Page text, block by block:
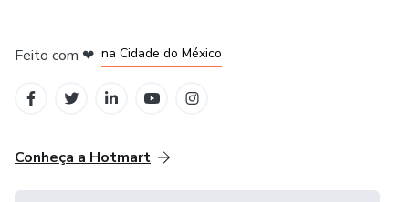
Feito com ❤ na Cidade do México
Conheça a Hotmart